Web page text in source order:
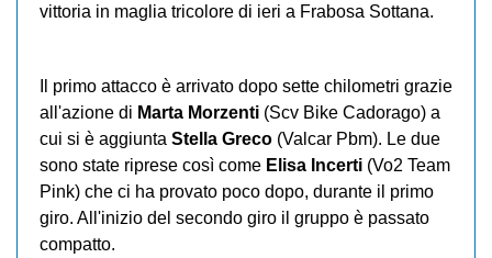
vittoria in maglia tricolore di ieri a Frabosa Sottana.
Il primo attacco è arrivato dopo sette chilometri grazie
all'azione di Marta Morzenti (Scv Bike Cadorago) a
cui si è aggiunta Stella Greco (Valcar Pbm). Le due
sono state riprese così come Elisa Incerti (Vo2 Team
Pink) che ci ha provato poco dopo, durante il primo
giro. All'inizio del secondo giro il gruppo è passato
compatto.